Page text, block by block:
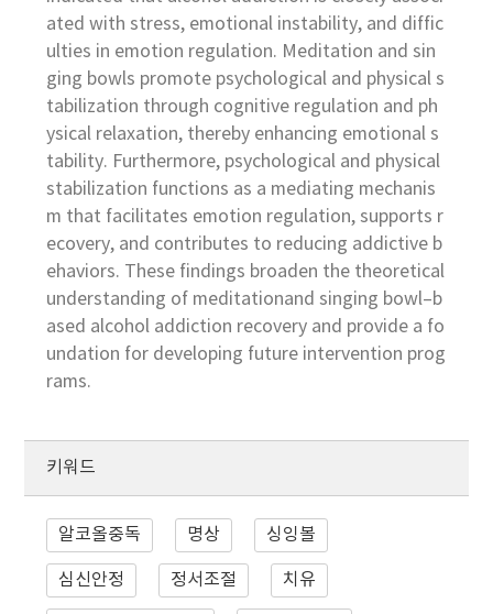
ated with stress, emotional instability, and diffic
ulties in emotion regulation. Meditation and sin
ging bowls promote psychological and physical s
tabilization through cognitive regulation and ph
ysical relaxation, thereby enhancing emotional s
tability. Furthermore, psychological and physical
stabilization functions as a mediating mechanis
m that facilitates emotion regulation, supports r
ecovery, and contributes to reducing addictive b
ehaviors. These findings broaden the theoretical
understanding of meditationand singing bowl–b
ased alcohol addiction recovery and provide a fo
undation for developing future intervention prog
rams.
키워드
알코올중독 명상 싱잉볼
심신안정 정서조절 치유